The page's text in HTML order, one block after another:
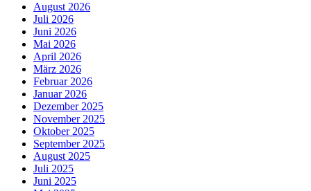
August 2026
Juli 2026
Juni 2026
Mai 2026
April 2026
März 2026
Februar 2026
Januar 2026
Dezember 2025
November 2025
Oktober 2025
September 2025
August 2025
Juli 2025
Juni 2025